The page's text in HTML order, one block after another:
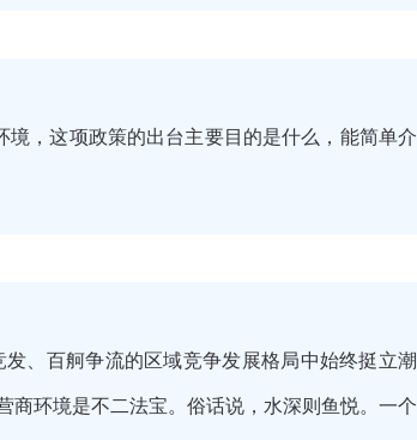
，这项政策的出台主要目的是什么，能简单介
、百舸争流的区域竞争发展格局中始终挺立潮
商环境是不二法宝。俗话说，水深则鱼悦。一个